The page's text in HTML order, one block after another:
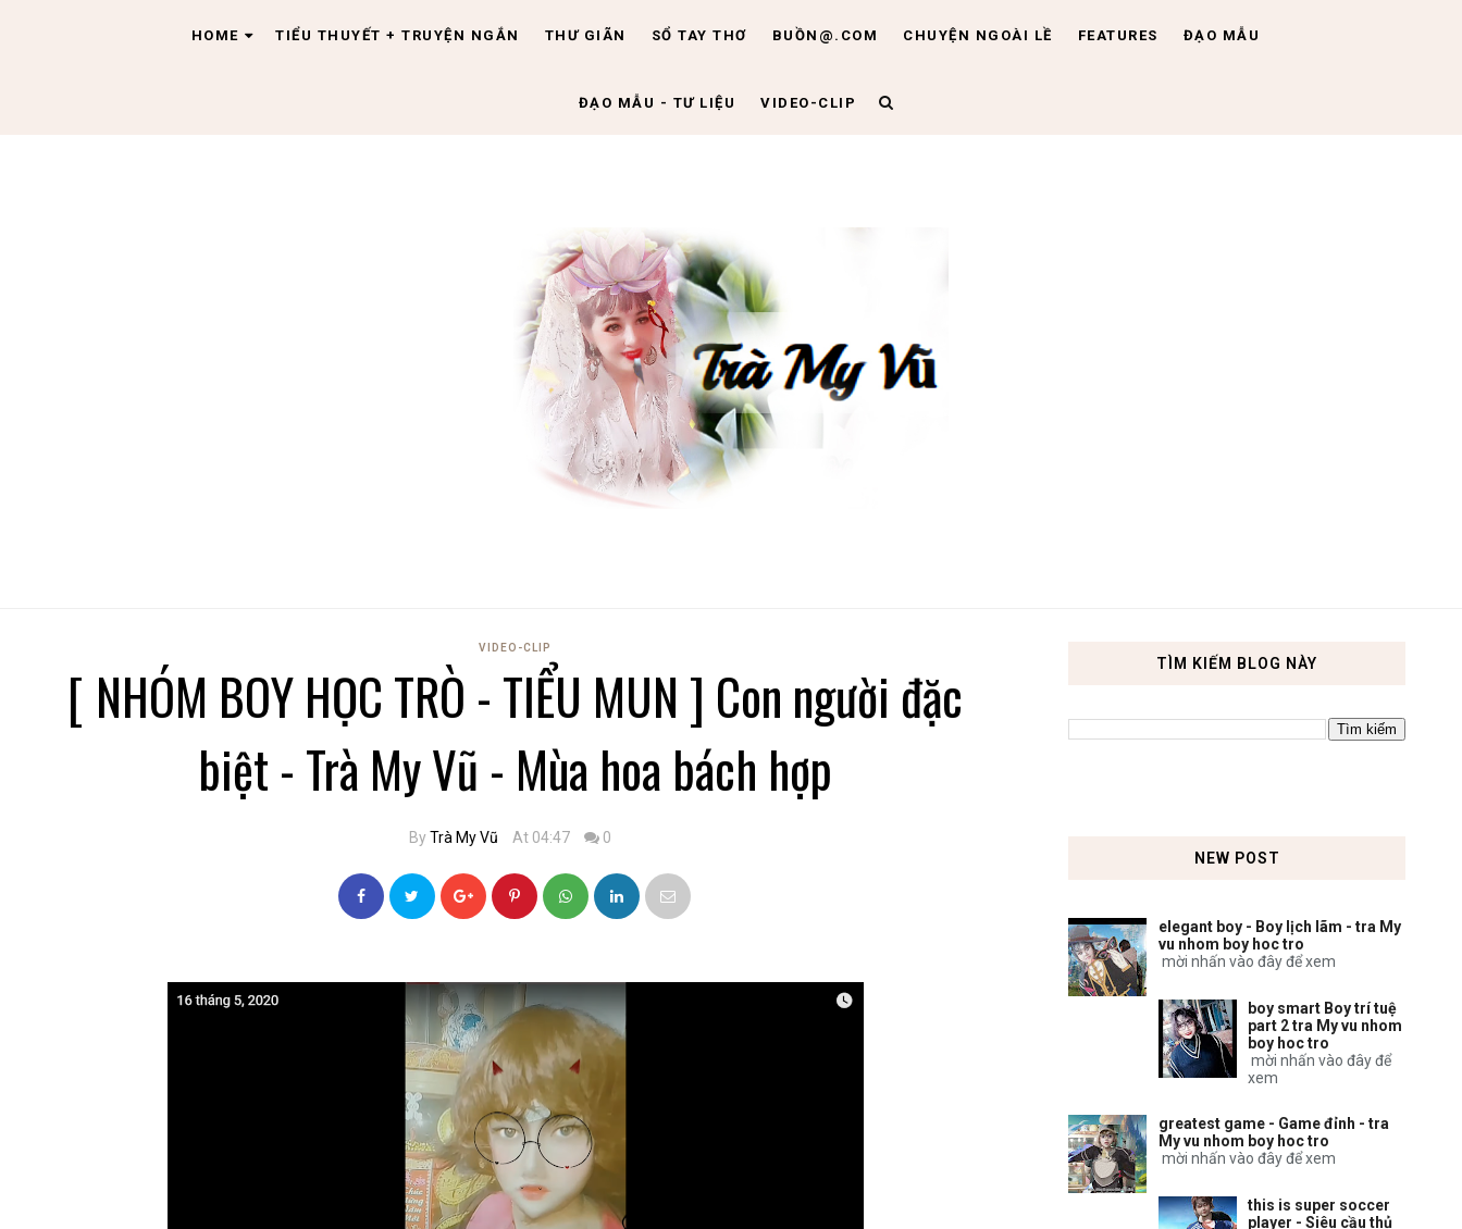
HOME TIỂU THUYẾT + TRUYỆN NGẮN THƯ GIÃN SỔ TAY THƠ BUỒN@.COM CHUYỆN NGOÀI LỀ FEATURES ĐẠO MẪU
ĐẠO MẪU - TƯ LIỆU VIDEO-CLIP
VIDEO-CLIP
[ NHÓM BOY HỌC TRÒ - TIỂU MUN ] Con người đặc
biệt - Trà My Vũ - Mùa hoa bách hợp
ByTrà My Vũ At 04:47 0
TÌM KIẾM BLOG NÀY
NEW POST
elegant boy - Boy lịch lãm - tra My
vu nhom boy hoc tro
mời nhấn vào đây để xem
boy smart Boy trí tuệ
part 2 tra My vu nhom
boy hoc tro
mời nhấn vào đây để
xem
greatest game - Game đỉnh - tra
My vu nhom boy hoc tro
mời nhấn vào đây để xem
this is super soccer
player - Siêu cầu thủ